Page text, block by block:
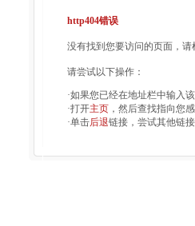
http404错误
没有找到您要访问的页面，
请尝试以下操作：
·如果您已经在地址栏中输入
·打开主页 ，然后查找指向您
·单击后退链接，尝试其他链